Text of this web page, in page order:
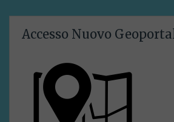
Accesso Nuovo